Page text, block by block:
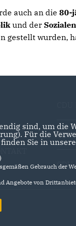
auch an die 80-
und der
gestellt wurden,
sind, um
Für die
Sie in
Gebrauch der
Angebote von